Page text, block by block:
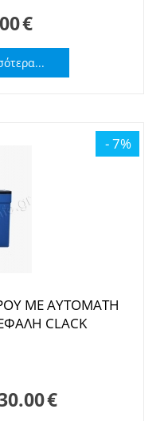
€
- 7%
ΜΕ ΑΥΤΟΜΑΤΗ
CLACK
€